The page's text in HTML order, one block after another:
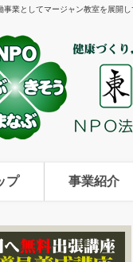
事業としてマージャン教室を展開
プ 事業紹介